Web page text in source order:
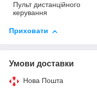
Пульт дистанційного
керування
Приховати
Умови доставки
Нова Пошта